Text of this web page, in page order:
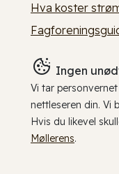
Hva koster
Ingen
Vi tar
nettleseren din. Vi
Hvis du likevel
Møllerens.